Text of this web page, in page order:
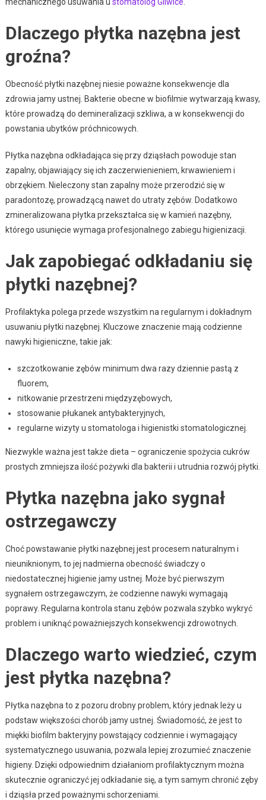
Dlaczego płytka nazębna jest
groźna?
Obecność płytki nazębnej niesie poważne konsekwencje dla
zdrowia jamy ustnej. Bakterie obecne w biofilmie wytwarzają kwasy,
które prowadzą do demineralizacji szkliwa, a w konsekwencji do
powstania ubytków próchnicowych.
Płytka nazębna odkładająca się przy dziąsłach powoduje stan
zapalny, objawiający się ich zaczerwienieniem, krwawieniem i
obrzękiem. Nieleczony stan zapalny może przerodzić się w
paradontozę, prowadzącą nawet do utraty zębów. Dodatkowo
zmineralizowana płytka przekształca się w kamień nazębny,
którego usunięcie wymaga profesjonalnego zabiegu higienizacji.
Jak zapobiegać odkładaniu się
płytki nazębnej?
Profilaktyka polega przede wszystkim na regularnym i dokładnym
usuwaniu płytki nazębnej. Kluczowe znaczenie mają codzienne
nawyki higieniczne, takie jak:
szczotkowanie zębów minimum dwa razy dziennie pastą z
fluorem,
nitkowanie przestrzeni międzyzębowych,
stosowanie płukanek antybakteryjnych,
regularne wizyty u stomatologa i higienistki stomatologicznej.
Niezwykle ważna jest także dieta – ograniczenie spożycia cukrów
prostych zmniejsza ilość pożywki dla bakterii i utrudnia rozwój płytki.
Płytka nazębna jako sygnał
ostrzegawczy
Choć powstawanie płytki nazębnej jest procesem naturalnym i
nieuniknionym, to jej nadmierna obecność świadczy o
niedostatecznej higienie jamy ustnej. Może być pierwszym
sygnałem ostrzegawczym, że codzienne nawyki wymagają
poprawy. Regularna kontrola stanu zębów pozwala szybko wykryć
problem i uniknąć poważniejszych konsekwencji zdrowotnych.
Dlaczego warto wiedzieć, czym
jest płytka nazębna?
Płytka nazębna to z pozoru drobny problem, który jednak leży u
podstaw większości chorób jamy ustnej. Świadomość, że jest to
miękki biofilm bakteryjny powstający codziennie i wymagający
systematycznego usuwania, pozwala lepiej zrozumieć znaczenie
higieny. Dzięki odpowiednim działaniom profilaktycznym można
skutecznie ograniczyć jej odkładanie się, a tym samym chronić zęby
i dziąsła przed poważnymi schorzeniami.